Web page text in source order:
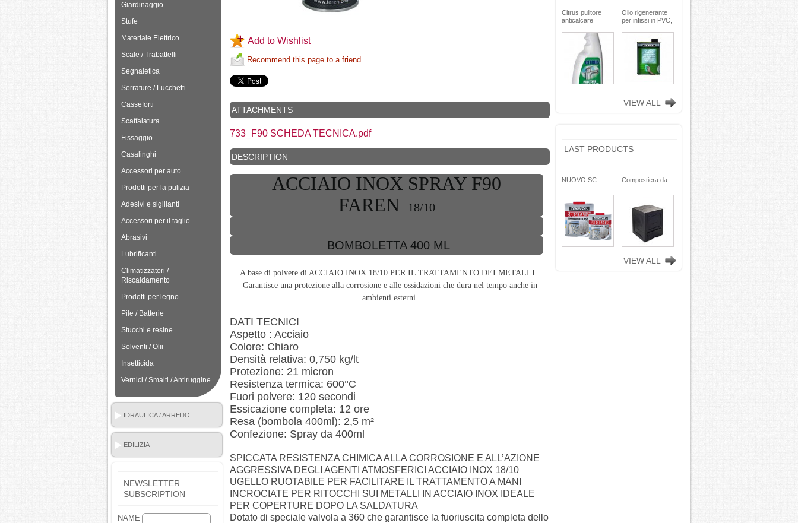
Giardinaggio
Stufe
Materiale Elettrico
Scale / Trabattelli
Segnaletica
Serrature / Lucchetti
Casseforti
Scaffalatura
Fissaggio
Casalinghi
Accessori per auto
Prodotti per la pulizia
Adesivi e sigillanti
Accessori per il taglio
Abrasivi
Lubrificanti
Climatizzatori /
Riscaldamento
Prodotti per legno
Pile / Batterie
Stucchi e resine
Solventi / Olii
Insetticida
Vernici / Smalti / Antiruggine
IDRAULICA / ARREDO
BAGNO
EDILIZIA
NEWSLETTER
SUBSCRIPTION
NAME
Add to Wishlist
Recommend this page to a friend
ATTACHMENTS
733_F90 SCHEDA TECNICA.pdf
DESCRIPTION
ACCIAIO INOX SPRAY F90
FAREN
18/10
BOMBOLETTA 400 ML
A base di polvere di ACCIAIO INOX 18/10 PER IL TRATTAMENTO DEI METALLI.
Garantisce una protezione alla corrosione e alle ossidazioni che dura nel tempo anche in
ambienti esterni.
DATI TECNICI
Aspetto : Acciaio
Colore: Chiaro
Densità relativa: 0,750 kg/lt
Protezione: 21 micron
Resistenza termica: 600°C
Fuori polvere: 120 secondi
Essicazione completa: 12 ore
Resa (bombola 400ml): 2,5 m²
Confezione: Spray da 400ml
SPICCATA RESISTENZA CHIMICA ALLA CORROSIONE E ALL’AZIONE
AGGRESSIVA DEGLI AGENTI ATMOSFERICI ACCIAIO INOX 18/10
UGELLO RUOTABILE PER FACILITARE IL TRATTAMENTO A MANI
INCROCIATE PER RITOCCHI SUI METALLI IN ACCIAIO INOX IDEALE
PER COPERTURE DOPO LA SALDATURA
Dotato di speciale valvola a 360 che garantisce la fuoriuscita completa dello
Citrus pulitore
anticalcare
con nebulizzatore
- faren industrie
chimiche spa
Olio rigenerante
per infissi in PVC,
TEKNICA -
TEKNICA
VIEW ALL
LAST PRODUCTS
NUOVO SC
REMOVER -
NUOVO SC
sverniciatore
universale - tre
pini (COPY) -
TEKNICA
Compostiera da
plastica riciclata
260 Lt. nero
VIEW ALL